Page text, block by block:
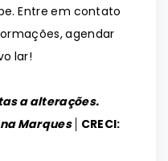
Entre em contato
agendar
lar!
a alterações.
Marques │ CRECI: